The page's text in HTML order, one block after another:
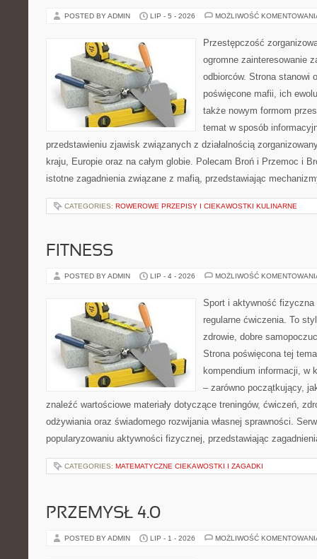
POSTED BY ADMIN LIP - 5 - 2026 MOŻLIWOŚĆ
Przestępczość
ogromne zainteresowanie
odbiorców. Strona stanowi
poświęcone mafii, ich
także nowym formom
temat w sposób
przedstawieniu zjawisk związanych z działalnością
kraju, Europie oraz na całym globie. Polecam Broń i Przemoc i
istotne zagadnienia związane z mafią, przedstawiając
CATEGORIES: ROWEROWE PRZEPISY I CIEKAWOSTKI KULINARNE
FITNESS
POSTED BY ADMIN LIP - 4 - 2026 MOŻLIWOŚĆ
Sport i aktywność
regularne ćwiczenia. To
zdrowie, dobre
Strona poświęcona tej
kompendium informacji, w
– zarówno początkujący,
znaleźć wartościowe materiały dotyczące treningów, ćwiczeń,
odżywiania oraz świadomego rozwijania własnej sprawności.
popularyzowaniu aktywności fizycznej, przedstawiając
CATEGORIES: MATEMATYCZNE CIEKAWOSTKI I ZAGADKI
PRZEMYSŁ 4.0
POSTED BY ADMIN LIP - 1 - 2026 MOŻLIWOŚĆ